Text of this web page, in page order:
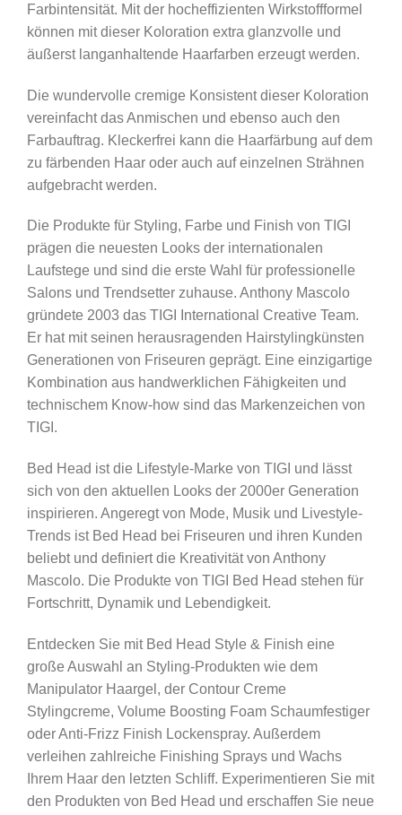
Farbintensität. Mit der hocheffizienten Wirkstoffformel
können mit dieser Koloration extra glanzvolle und
äußerst langanhaltende Haarfarben erzeugt werden.
Die wundervolle cremige Konsistent dieser Koloration
vereinfacht das Anmischen und ebenso auch den
Farbauftrag. Kleckerfrei kann die Haarfärbung auf dem
zu färbenden Haar oder auch auf einzelnen Strähnen
aufgebracht werden.
Die Produkte für Styling, Farbe und Finish von TIGI
prägen die neuesten Looks der internationalen
Laufstege und sind die erste Wahl für professionelle
Salons und Trendsetter zuhause. Anthony Mascolo
gründete 2003 das TIGI International Creative Team.
Er hat mit seinen herausragenden Hairstylingkünsten
Generationen von Friseuren geprägt. Eine einzigartige
Kombination aus handwerklichen Fähigkeiten und
technischem Know-how sind das Markenzeichen von
TIGI.
Bed Head ist die Lifestyle-Marke von TIGI und lässt
sich von den aktuellen Looks der 2000er Generation
inspirieren. Angeregt von Mode, Musik und Livestyle-
Trends ist Bed Head bei Friseuren und ihren Kunden
beliebt und definiert die Kreativität von Anthony
Mascolo. Die Produkte von TIGI Bed Head stehen für
Fortschritt, Dynamik und Lebendigkeit.
Entdecken Sie mit Bed Head Style & Finish eine
große Auswahl an Styling-Produkten wie dem
Manipulator Haargel, der Contour Creme
Stylingcreme, Volume Boosting Foam Schaumfestiger
oder Anti-Frizz Finish Lockenspray. Außerdem
verleihen zahlreiche Finishing Sprays und Wachs
Ihrem Haar den letzten Schliff. Experimentieren Sie mit
den Produkten von Bed Head und erschaffen Sie neue